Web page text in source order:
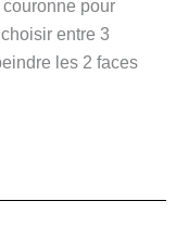
pour
entre 3
les 2 faces